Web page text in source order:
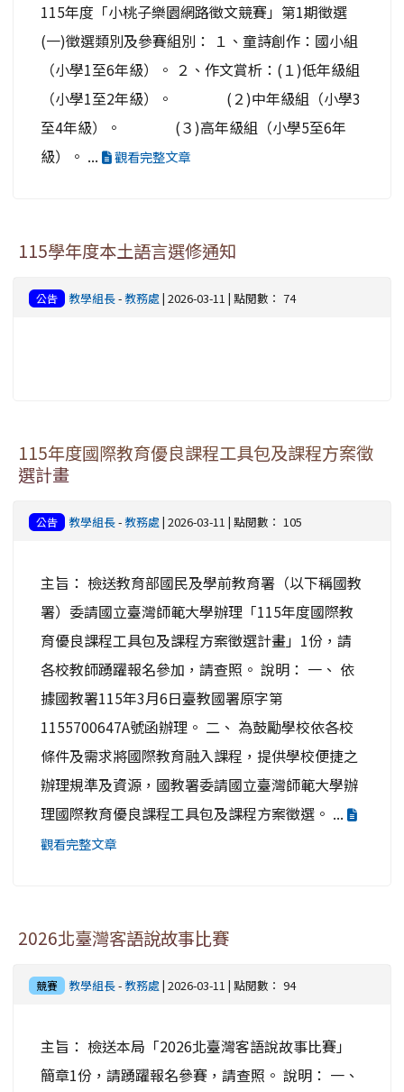
115年度「小桃子樂園網路徵文競賽」第1期徵選
(一)徵選類別及參賽組別： １、童詩創作：國小組
（小學1至6年級）。 ２、作文賞析：(１)低年級組
（小學1至2年級）。 (２)中年級組（小學3
至4年級）。 (３)高年級組（小學5至6年
級）。 ...
觀看完整文章
115學年度本土語言選修通知
公告 教學組長-教務處 | 2026-03-11 | 點閱數： 74
115年度國際教育優良課程工具包及課程方案徵
選計畫
公告 教學組長-教務處 | 2026-03-11 | 點閱數： 105
主旨： 檢送教育部國民及學前教育署（以下稱國教
署）委請國立臺灣師範大學辦理「115年度國際教
育優良課程工具包及課程方案徵選計畫」1份，請
各校教師踴躍報名參加，請查照。 說明： 一、 依
據國教署115年3月6日臺教國署原字第
1155700647A號函辦理。 二、 為鼓勵學校依各校
條件及需求將國際教育融入課程，提供學校便捷之
辦理規準及資源，國教署委請國立臺灣師範大學辦
理國際教育優良課程工具包及課程方案徵選。 ...
觀看完整文章
2026北臺灣客語說故事比賽
競賽 教學組長-教務處 | 2026-03-11 | 點閱數： 94
主旨： 檢送本局「2026北臺灣客語說故事比賽」
簡章1份，請踴躍報名參賽，請查照。 說明： 一、